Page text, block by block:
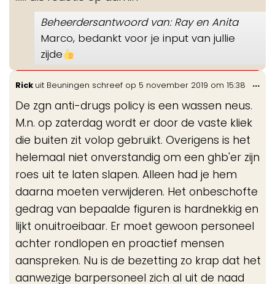
Beheerdersantwoord van: Ray en Anita
Marco, bedankt voor je input van jullie
zijde
Rick uit Beuningen schreef op 5 november 2019 om 15:38
De zgn anti-drugs policy is een wassen neus.
M.n. op zaterdag wordt er door de vaste kliek
die buiten zit volop gebruikt. Overigens is het
helemaal niet onverstandig om een ghb'er zijn
roes uit te laten slapen. Alleen had je hem
daarna moeten verwijderen. Het onbeschofte
gedrag van bepaalde figuren is hardnekkig en
lijkt onuitroeibaar. Er moet gewoon personeel
achter rondlopen en proactief mensen
aanspreken. Nu is de bezetting zo krap dat het
aanwezige barpersoneel zich al uit de naad
...